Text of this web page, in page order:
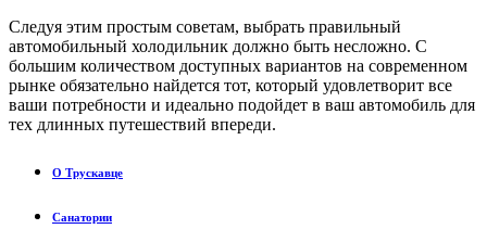
Следуя этим простым советам, выбрать правильный
автомобильный холодильник должно быть несложно. С
большим количеством доступных вариантов на современном
рынке обязательно найдется тот, который удовлетворит все
ваши потребности и идеально подойдет в ваш автомобиль для
тех длинных путешествий впереди.
О Трускавце
Санатории